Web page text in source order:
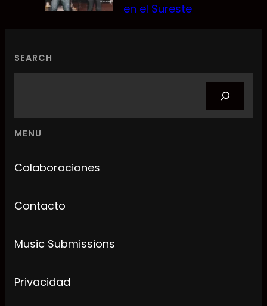
en el Sureste
SEARCH
MENU
Colaboraciones
Contacto
Music Submissions
Privacidad